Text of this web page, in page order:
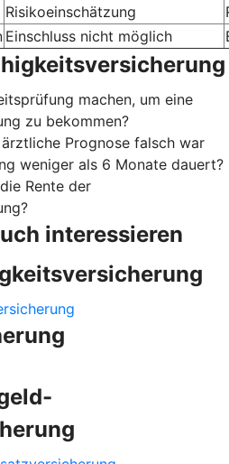
Risikoeinschätzung
Einschluss nicht möglich
machen, um eine
zu bekommen?
Prognose falsch war
weniger als 6 Monate dauert?
Rente der
interessieren